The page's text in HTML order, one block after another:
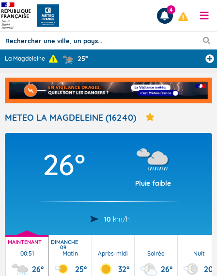
Prévisions
TOUS LES RÉSULTATS
Articles
4
La Magdeleine 25°
METEO LA MAGDELEINE (16240)
26°
Pluie faible
10 km/h
MAINTENANT
00:51
26°
DIMANCHE
09
Matin
25°
Après-midi
32°
Soirée
26°
Nuit
20°